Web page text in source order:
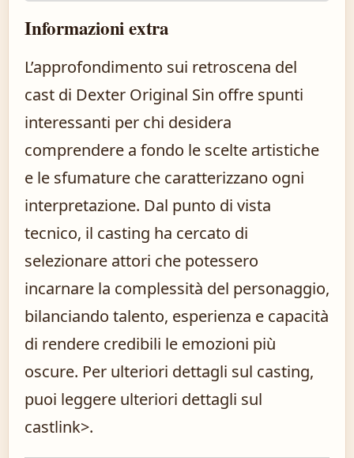
Informazioni extra
L’approfondimento sui retroscena del
cast di Dexter Original Sin offre spunti
interessanti per chi desidera
comprendere a fondo le scelte artistiche
e le sfumature che caratterizzano ogni
interpretazione. Dal punto di vista
tecnico, il casting ha cercato di
selezionare attori che potessero
incarnare la complessità del personaggio,
bilanciando talento, esperienza e capacità
di rendere credibili le emozioni più
oscure. Per ulteriori dettagli sul casting,
puoi leggere ulteriori dettagli sul
castlink>.